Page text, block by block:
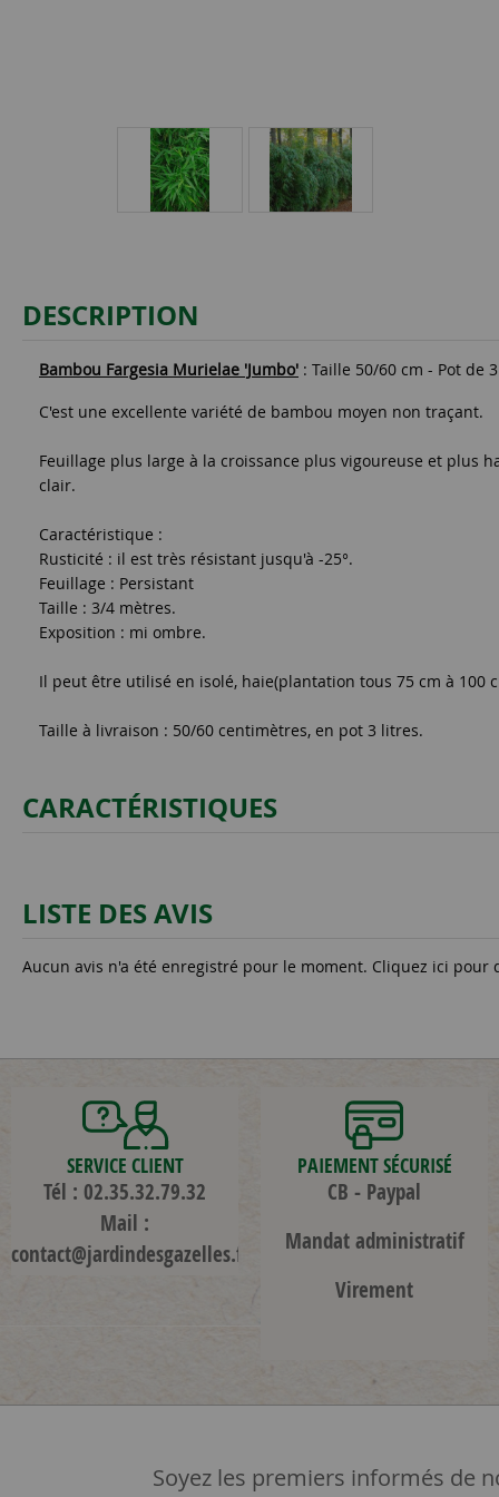
DESCRIPTION
Bambou Fargesia Murielae 'Jumbo' : Taille 50/60 cm - Pot de
C'est une excellente variété de bambou moyen non traçant.
Feuillage plus large à la croissance plus vigoureuse et plus
clair.
Caractéristique :
Rusticité : il est très résistant jusqu'à -25°.
Feuillage : Persistant
Taille : 3/4 mètres.
Exposition : mi ombre.
Il peut être utilisé en isolé, haie(plantation tous 75 cm à 100
Taille à livraison : 50/60 centimètres, en pot 3 litres.
CARACTÉRISTIQUES
LISTE DES AVIS
Aucun avis n'a été enregistré pour le moment. Cliquez ici pour
SERVICE CLIENT
Tél : 02.35.32.79.32
Mail :
contact@jardindesgazelles.fr
PAIEMENT SÉCURISÉ
CB - Paypal
Mandat administratif
Virement
Soyez les premiers informés de